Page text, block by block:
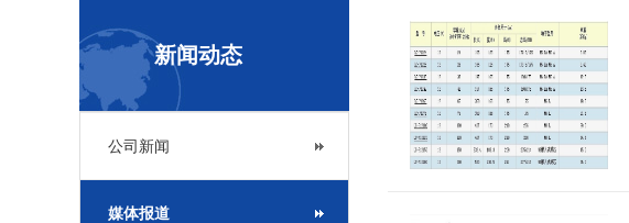
新闻动态
公司新闻
媒体报道